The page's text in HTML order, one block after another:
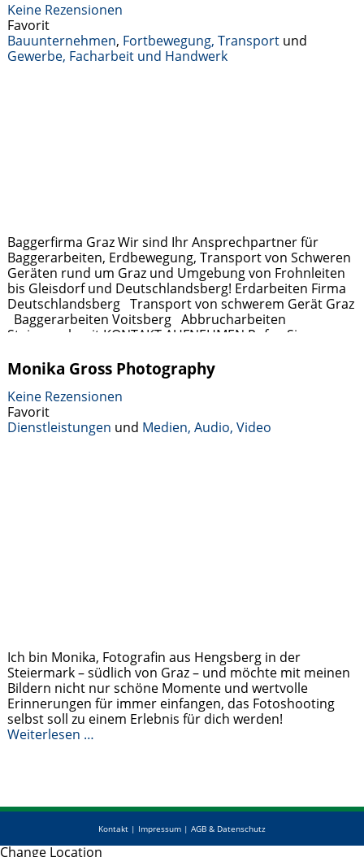
Keine Rezensionen
Favorit
Bauunternehmen, Fortbewegung, Transport und
Gewerbe, Facharbeit und Handwerk
Baggerfirma Graz Wir sind Ihr Ansprechpartner für
Baggerarbeiten, Erdbewegung, Transport von Schweren
Geräten rund um Graz und Umgebung von Frohnleiten
bis Gleisdorf und Deutschlandsberg! Erdarbeiten Firma
Deutschlandsberg Transport von schwerem Gerät Graz
Baggerarbeiten Voitsberg Abbrucharbeiten
Steiermarkweit KONTAKT AUFNEHMEN Rufen Sie uns an
office@erdbau-blematl.at Wir sind für
Monika Gross Photography
Keine Rezensionen
Favorit
Dienstleistungen und Medien, Audio, Video
Ich bin Monika, Fotografin aus Hengsberg in der
Steiermark – südlich von Graz – und möchte mit meinen
Bildern nicht nur schöne Momente und wertvolle
Erinnerungen für immer einfangen, das Fotoshooting
selbst soll zu einem Erlebnis für dich werden!
Weiterlesen …
Kontakt | Impressum | AGB & Datenschutz
Change Location